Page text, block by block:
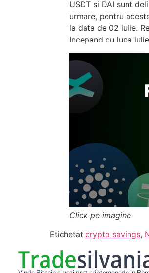
USDT si DAI sunt
urmare, pentru
la data de 02 iulie.
Incepand cu luna
Click pe imagine
Etichetat crypto savings,